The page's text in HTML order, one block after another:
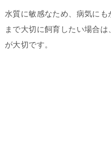
水質に敏感なため、病気に
まで大切に飼育したい場合
が大切です。